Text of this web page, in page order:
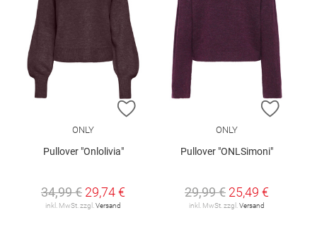
ZUR WUNSCHLISTE HINZUFÜGEN
ONLY
Pullover "Onlolivia"
34,99 € 29,74 €
inkl. MwSt. zzgl. Versand
ZUR
ONLY
Pullover "ONLSimoni"
29,99 € 25,49 €
inkl. MwSt. zzgl. Versand